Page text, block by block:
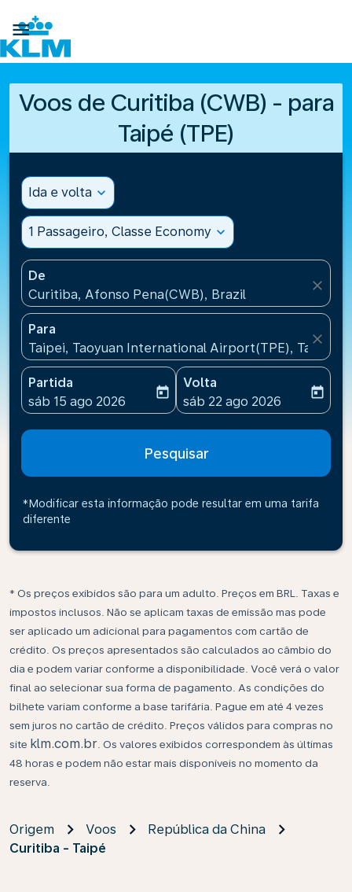

Voos de Curitiba (CWB) - para
Taipé (TPE)
Ida e volta expand_more
1 Passageiro, Classe Economy expand_more
De
Curitiba, Afonso Pena(CWB), Brazil
close
Para
Taipei, Taoyuan International Airport(TPE), Taiwan,
close
Partida
fc-booking-departure-date-aria-label
sáb 15 ago 2026
today
Volta
fc-booking-return-date-
sáb 22 ago 2026
today
Pesquisar
*Modificar esta informação pode resultar em uma tarifa
diferente
* Os preços exibidos são para um adulto. Preços em BRL. Taxas e
impostos inclusos. Não se aplicam taxas de emissão mas pode
ser aplicado um adicional para pagamentos com cartão de
crédito. Os preços apresentados são calculados ao câmbio do
dia e podem variar conforme a disponibilidade. Você verá o valor
final ao selecionar sua forma de pagamento. As condições do
bilhete variam conforme a base tarifária. Pague em até 4 vezes
sem juros no cartão de crédito. Preços válidos para compras no
site klm.com.br . Os valores exibidos correspondem às últimas
48 horas e podem não estar mais disponíveis no momento da
reserva.
Origem Voos
República da China
Curitiba - Taipé